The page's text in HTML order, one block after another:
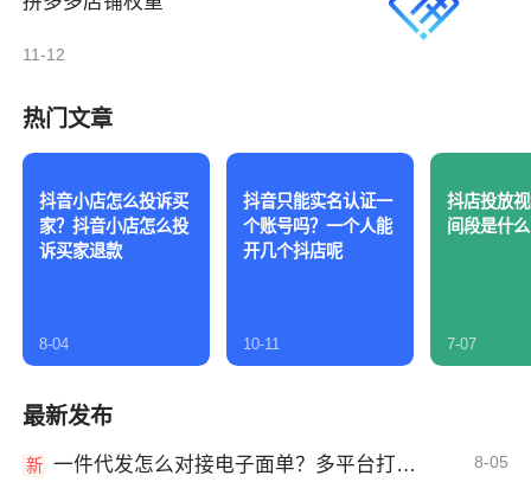
11-12
热门文章
抖音小店怎么投诉买
家？抖音小店怎么投
诉买家退款
8-04
抖音只能实名认证一
个账号吗？一个人能
开几个抖店呢
10-11
抖店投放
间段是什
7-07
最新发布
新 一件代发怎么对接电子面单？多平台打单发货教程 8-05